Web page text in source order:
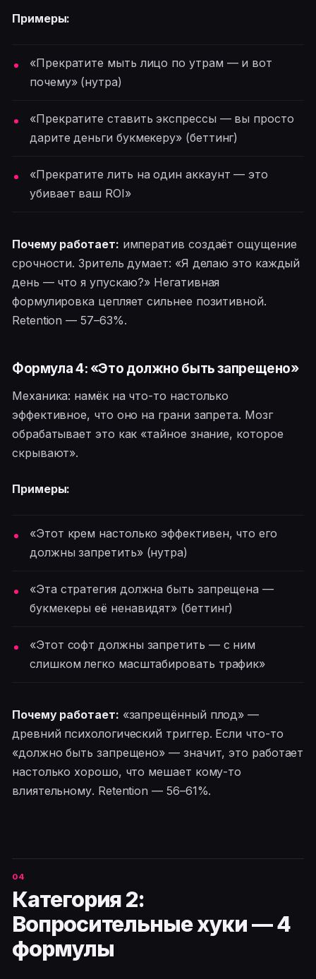
Примеры:
«Прекратите мыть лицо по утрам — и вот
почему» (нутра)
«Прекратите ставить экспрессы — вы просто
дарите деньги букмекеру» (беттинг)
«Прекратите лить на один аккаунт — это
убивает ваш ROI»
Почему работает: императив создаёт ощущение
срочности. Зритель думает: «Я делаю это каждый
день — что я упускаю?» Негативная
формулировка цепляет сильнее позитивной.
Retention — 57–63%.
Формула 4: «Это должно быть запрещено»
Механика: намёк на что-то настолько
эффективное, что оно на грани запрета. Мозг
обрабатывает это как «тайное знание, которое
скрывают».
Примеры:
«Этот крем настолько эффективен, что его
должны запретить» (нутра)
«Эта стратегия должна быть запрещена —
букмекеры её ненавидят» (беттинг)
«Этот софт должны запретить — с ним
слишком легко масштабировать трафик»
Почему работает: «запрещённый плод» —
древний психологический триггер. Если что-то
«должно быть запрещено» — значит, это работает
настолько хорошо, что мешает кому-то
влиятельному. Retention — 56–61%.
Категория 2:
Вопросительные хуки — 4
формулы